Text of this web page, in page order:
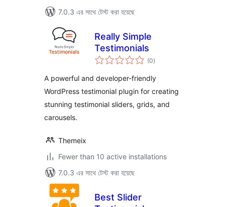
7.0.3 এর সাথে টেস্ট করা হয়েছে
Really Simple
Testimonials
(0total
ratings
)
A powerful and developer-friendly
WordPress testimonial plugin for creating
stunning testimonial sliders, grids, and
carousels.
Themeix
Fewer than 10 active installations
7.0.3 এর সাথে টেস্ট করা হয়েছে
Best Slider